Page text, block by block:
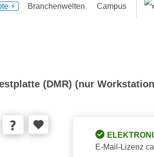
⚡️ Branchenwelten Campus
(DMR) (nur
E-Mail-Lizenz